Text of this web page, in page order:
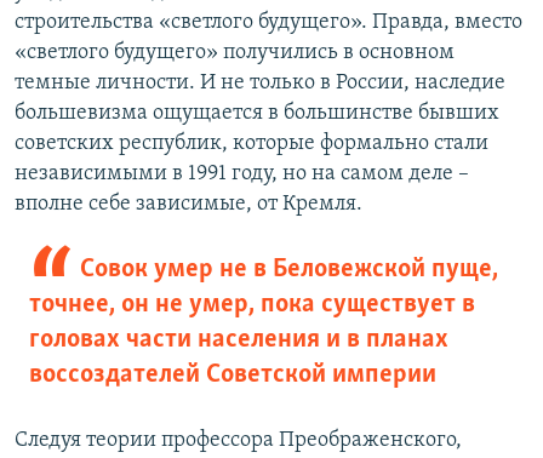
строительства «светлого будущего». Правда, вместо
«светлого будущего» получились в основном
темные личности. И не только в России, наследие
большевизма ощущается в большинстве бывших
советских республик, которые формально стали
независимыми в 1991 году, но на самом деле –
вполне себе зависимые, от Кремля.
Совок умер не в Беловежской пуще,
точнее, он не умер, пока существует в
головах части населения и в планах
воссоздателей Советской империи
Следуя теории профессора Преображенского,